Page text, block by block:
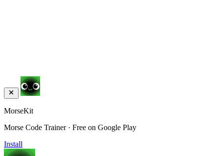
MorseKit
Morse Code Trainer · Free on Google Play
Install